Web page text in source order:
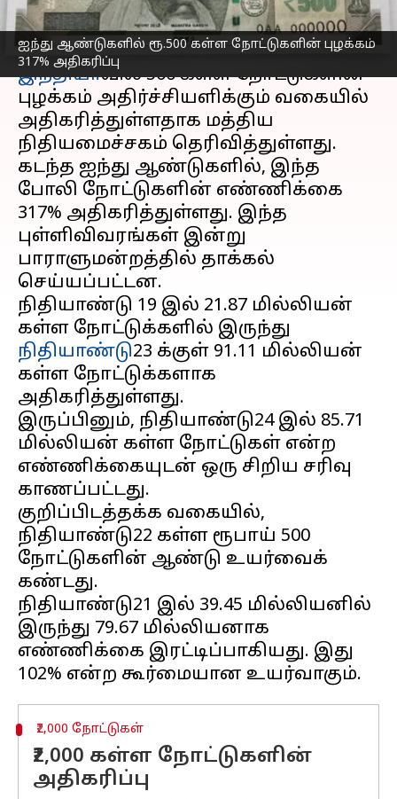
ஐந்து ஆண்டுகளில் ரூ.500 கள்ள நோட்டுகளின் புழக்கம்
317% அதிகரிப்பு
செய்தி முன்னோட்டம்
இந்தியாவில் ₹500 கள்ள நோட்டுகளின்
புழக்கம் அதிர்ச்சியளிக்கும் வகையில்
அதிகரித்துள்ளதாக மத்திய
நிதியமைச்சகம் தெரிவித்துள்ளது.
கடந்த ஐந்து ஆண்டுகளில், இந்த
போலி நோட்டுகளின் எண்ணிக்கை
317% அதிகரித்துள்ளது. இந்த
புள்ளிவிவரங்கள் இன்று
பாராளுமன்றத்தில் தாக்கல்
செய்யப்பட்டன.
நிதியாண்டு 19 இல் 21.87 மில்லியன்
கள்ள நோட்டுக்களில் இருந்து
நிதியாண்டு23 க்குள் 91.11 மில்லியன்
கள்ள நோட்டுக்களாக
அதிகரித்துள்ளது.
இருப்பினும், நிதியாண்டு24 இல் 85.71
மில்லியன் கள்ள நோட்டுகள் என்ற
எண்ணிக்கையுடன் ஒரு சிறிய சரிவு
காணப்பட்டது.
குறிப்பிடத்தக்க வகையில்,
நிதியாண்டு22 கள்ள ரூபாய் 500
நோட்டுகளின் ஆண்டு உயர்வைக்
கண்டது.
நிதியாண்டு21 இல் 39.45 மில்லியனில்
இருந்து 79.67 மில்லியனாக
எண்ணிக்கை இரட்டிப்பாகியது. இது
₹2,000 நோட்டுகள்
₹2,000 கள்ள நோட்டுகளின்
அதிகரிப்பு